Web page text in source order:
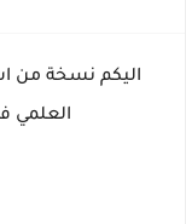
اليكم نسخة من
العلمي فرع